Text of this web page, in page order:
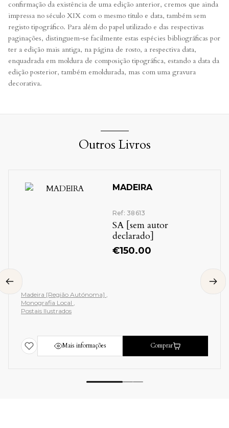
confirmação da existência de uma edição anterior, cremos que ainda
impressa no século XIX com o mesmo título e data, também sem
registo tipográfico. Para além do papel utilizado e das respectivas
paginações, distinguem-se facilmente estas espécies bibliográficas por
ter a edição mais antiga, na página de rosto, a respectiva data,
enquadrada em moldura de composição tipográfica, estando a data da
edição posterior, também emoldurada, mas com uma gravura
decorativa.
Outros Livros
MADEIRA
Ref: 38613
SA [sem autor
declarado]
€150.00
Madeira [Região Autónoma]
Monografia Local
Postais Ilustrados
Mais informações Comprar